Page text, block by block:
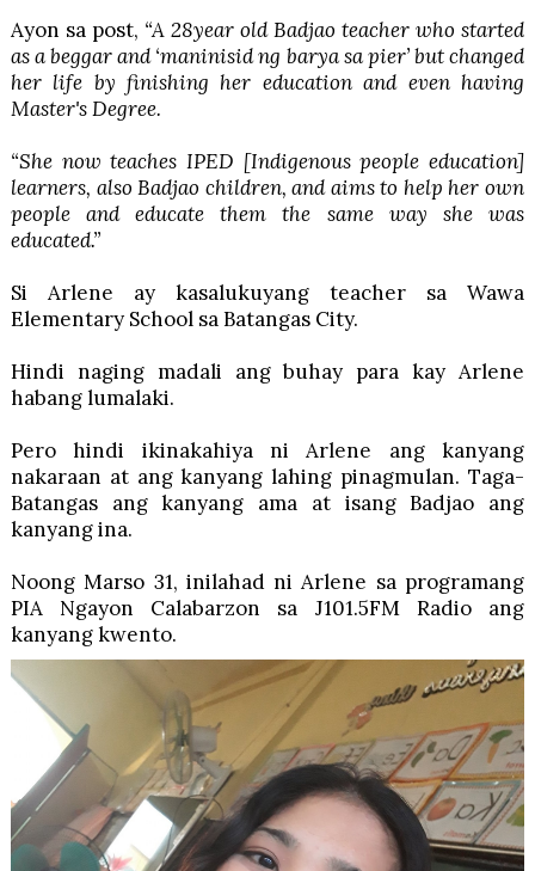
Ayon sa post, “A 28year old Badjao teacher who started
as a beggar and ‘maninisid ng barya sa pier’ but changed
her life by finishing her education and even having
Master's Degree.
“She now teaches IPED [Indigenous people education]
learners, also Badjao children, and aims to help her own
people and educate them the same way she was
educated.”
Si Arlene ay kasalukuyang teacher sa Wawa
Elementary School sa Batangas City.
Hindi naging madali ang buhay para kay Arlene
habang lumalaki.
Pero hindi ikinakahiya ni Arlene ang kanyang
nakaraan at ang kanyang lahing pinagmulan. Taga-
Batangas ang kanyang ama at isang Badjao ang
kanyang ina.
Noong Marso 31, inilahad ni Arlene sa programang
PIA Ngayon Calabarzon sa J101.5FM Radio ang
kanyang kwento.